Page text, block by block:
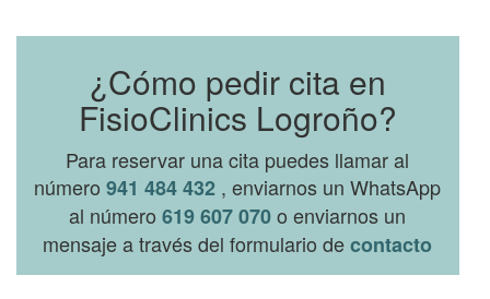
¿Cómo pedir cita en
FisioClinics Logroño?
Para reservar una cita puedes llamar al
número941 484 432 , enviarnos un WhatsApp
al número619 607 070o enviarnos un
mensaje a través del formulario decontacto